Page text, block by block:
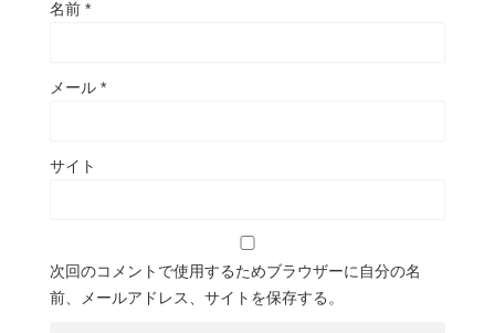
名前 *
メール *
サイト
次回のコメントで使用するためブラウザーに自分の名
前、メールアドレス、サイトを保存する。